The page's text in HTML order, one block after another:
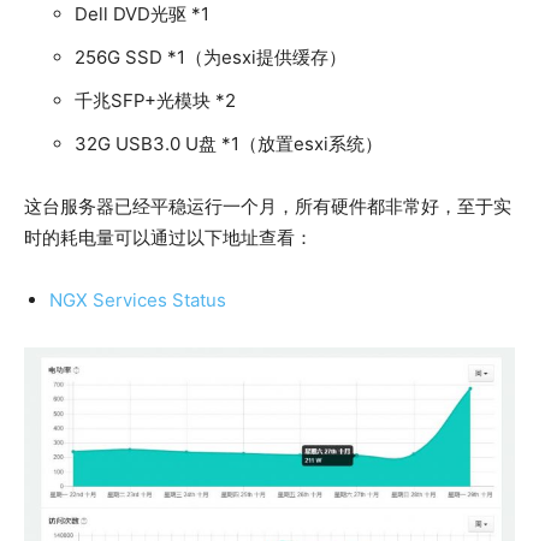
Dell DVD光驱 *1
256G SSD *1（为esxi提供缓存）
千兆SFP+光模块 *2
32G USB3.0 U盘 *1（放置esxi系统）
这台服务器已经平稳运行一个月，所有硬件都非常好，至于实
时的耗电量可以通过以下地址查看：
NGX Services Status